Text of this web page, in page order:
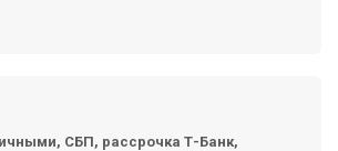
СБП, рассрочка Т-Банк,